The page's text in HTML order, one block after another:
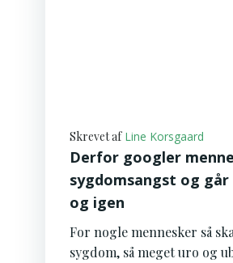
Skrevet af Line Korsgaard
Derfor googler
sygdomsangst og
og igen
For nogle mennesker så
sygdom, så meget uro og